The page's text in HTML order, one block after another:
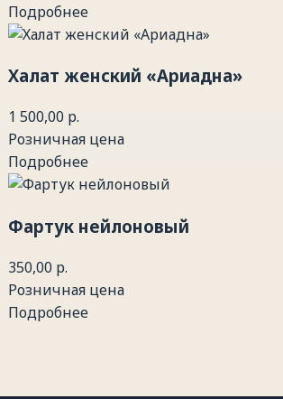
Подробнее
Халат женский «Ариадна»
1 500,00 р.
Розничная цена
Подробнее
Фартук нейлоновый
350,00 р.
Розничная цена
Подробнее